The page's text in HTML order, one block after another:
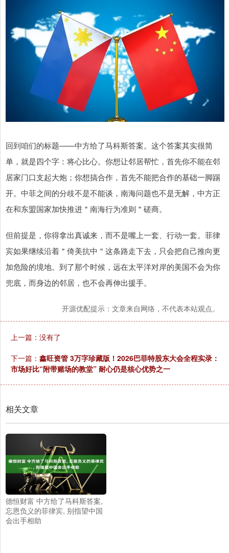
回到咱们的标题——中方给了马科斯答案。这个答案其实很简
单，就是四个字：将心比心。你想让邻居帮忙，首先你不能在邻
居家门口支起大炮；你想搞合作，首先不能把合作的基础一脚踢
开。中菲之间的分歧不是不能谈，南海问题也不是无解，中方正
在和东盟国家加快推进＂南海行为准则＂磋商。
但前提是，你得拿出真诚来，而不是嘴上一套、行动一套。菲律
宾如果继续沿着＂倚美抗中＂这条路走下去，只会把自己推向更
加危险的境地。到了那个时候，远在太平洋对岸的美国不会为你
兜底，而身边的邻居，也不会再伸出援手。
开源优配提示：文章来自网络，不代表本站观点。
上一篇：没有了
下一篇： 鑫旺资管 3万字珍藏版！2026巴菲特股东大会全程实录：
市场好比“附带赌场的教堂” 耐心仍是核心优势之一
相关文章
德恒财富 中方给了马科斯答案,
忘恩负义的菲律宾, 别指望中国
会出手相助